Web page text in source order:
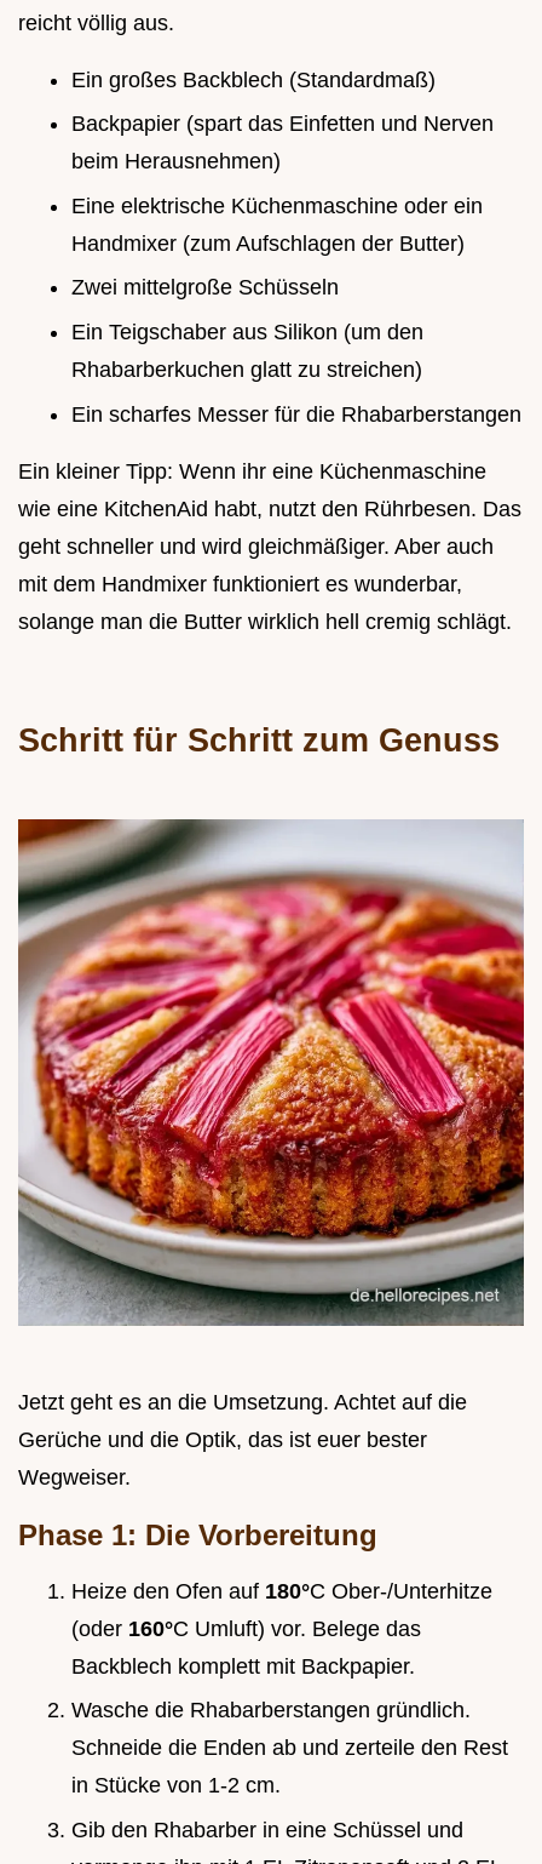
reicht völlig aus.
Ein großes Backblech (Standardmaß)
Backpapier (spart das Einfetten und Nerven
beim Herausnehmen)
Eine elektrische Küchenmaschine oder ein
Handmixer (zum Aufschlagen der Butter)
Zwei mittelgroße Schüsseln
Ein Teigschaber aus Silikon (um den
Rhabarberkuchen glatt zu streichen)
Ein scharfes Messer für die Rhabarberstangen
Ein kleiner Tipp: Wenn ihr eine Küchenmaschine
wie eine KitchenAid habt, nutzt den Rührbesen. Das
geht schneller und wird gleichmäßiger. Aber auch
mit dem Handmixer funktioniert es wunderbar,
solange man die Butter wirklich hell cremig schlägt.
Schritt für Schritt zum Genuss
Jetzt geht es an die Umsetzung. Achtet auf die
Gerüche und die Optik, das ist euer bester
Wegweiser.
Phase 1: Die Vorbereitung
Heize den Ofen auf 180°C Ober-/Unterhitze
(oder 160°C Umluft) vor. Belege das
Backblech komplett mit Backpapier.
Wasche die Rhabarberstangen gründlich.
Schneide die Enden ab und zerteile den Rest
in Stücke von 1-2 cm.
Gib den Rhabarber in eine Schüssel und